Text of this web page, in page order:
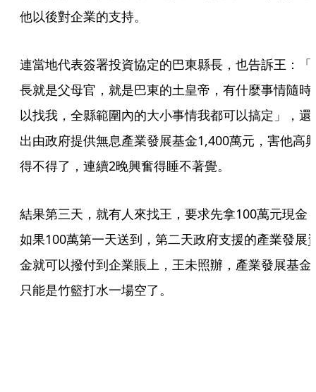
他以後對企業的支持。
連當地代表簽署投資協定的巴東縣長，也告訴王：「
長就是父母官，就是巴東的土皇帝，有什麼事情隨時
以找我，全縣範圍內的大小事情我都可以搞定」，還
出由政府提供無息產業發展基金1,400萬元，害他高
得不得了，連續2晚興奮得睡不著覺。
結果第三天，就有人來找王，要求先拿100萬元現金
如果100萬第一天送到，第二天政府支援的產業發展
金就可以撥付到企業賬上，王未照辦，產業發展基金
只能是竹籃打水一場空了。